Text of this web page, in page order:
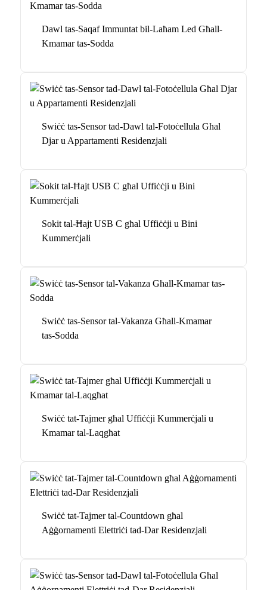
Dawl tas-Saqaf Immuntat bil-Laħam Led Għall-
Kmamar tas-Sodda
Swiċċ tas-Sensor tad-Dawl tal-Fotoċellula Għal
Djar u Appartamenti Residenzjali
Sokit tal-Ħajt USB C għal Uffiċċji u Bini
Kummerċjali
Swiċċ tas-Sensor tal-Vakanza Għall-Kmamar
tas-Sodda
Swiċċ tat-Tajmer għal Uffiċċji Kummerċjali u
Kmamar tal-Laqgħat
Swiċċ tat-Tajmer tal-Countdown għal
Aġġornamenti Elettriċi tad-Dar Residenzjali